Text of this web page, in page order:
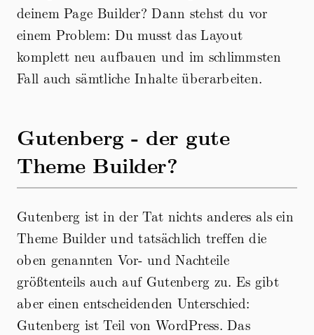
deinem Page Builder? Dann stehst du vor
einem Problem: Du musst das Layout
komplett neu aufbauen und im schlimmsten
Fall auch sämtliche Inhalte überarbeiten.
Gutenberg - der gute
Theme Builder?
Gutenberg ist in der Tat nichts anderes als ein
Theme Builder und tatsächlich treffen die
oben genannten Vor- und Nachteile
größtenteils auch auf Gutenberg zu. Es gibt
aber einen entscheidenden Unterschied:
Gutenberg ist Teil von WordPress. Das